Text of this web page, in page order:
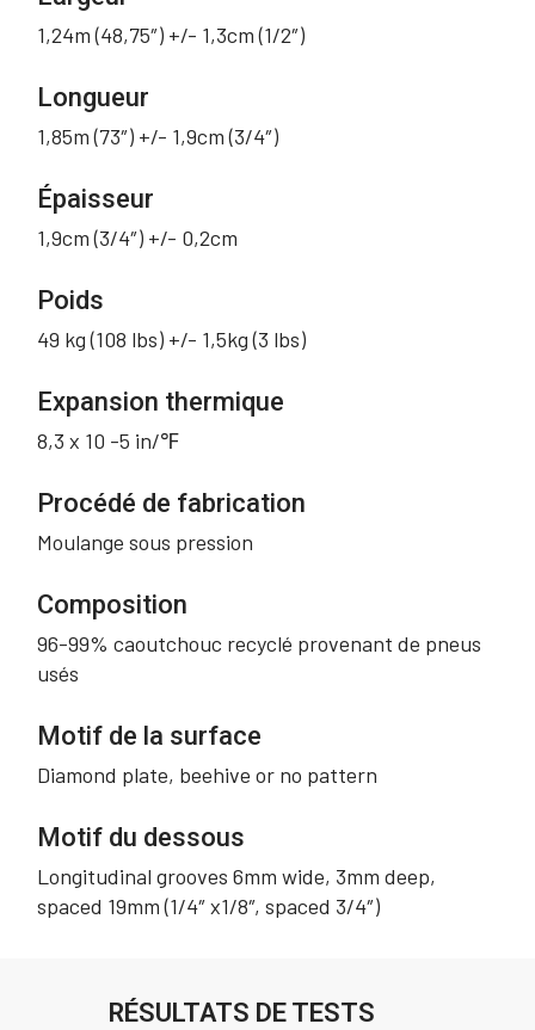
1,24m (48,75″) +/- 1,3cm (1/2″)
Longueur
1,85m (73″) +/- 1,9cm (3/4″)
Épaisseur
1,9cm (3/4″) +/- 0,2cm
Poids
49 kg (108 lbs) +/- 1,5kg (3 lbs)
Expansion thermique
8,3 x 10 -5 in/℉
Procédé de fabrication
Moulange sous pression
Composition
96-99% caoutchouc recyclé provenant de pneus
usés
Motif de la surface
Diamond plate, beehive or no pattern
Motif du dessous
Longitudinal grooves 6mm wide, 3mm deep,
spaced 19mm (1/4″ x1/8″, spaced 3/4″)
RÉSULTATS DE TESTS